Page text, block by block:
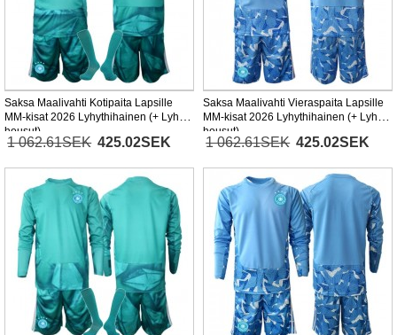
Saksa Maalivahti Kotipaita Lapsille
MM-kisat 2026 Lyhythihainen (+ Lyhyet
housut)
1 062.61SEK 425.02SEK
Saksa Maalivahti Vieraspaita Lapsille
MM-kisat 2026 Lyhythihainen (+ Lyhyet
housut)
1 062.61SEK 425.02SEK